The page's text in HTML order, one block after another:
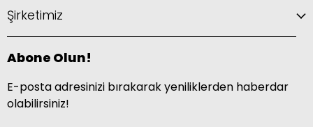
Şirketimiz
Abone Olun!
E-posta adresinizi bırakarak yeniliklerden haberdar
olabilirsiniz!